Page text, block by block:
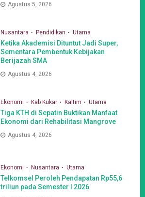
Agustus 5, 2026
Nusantara Pendidikan Utama
Ketika Akademisi Dituntut Jadi Super,
Sementara Pembentuk Kebijakan
Berijazah SMA
Agustus 4, 2026
Ekonomi Kab Kukar Kaltim Utama
Tiga KTH di Sepatin Buktikan Manfaat
Ekonomi dari Rehabilitasi Mangrove
Agustus 4, 2026
Ekonomi Nusantara Utama
Telkomsel Peroleh Pendapatan Rp55,6
triliun pada Semester I 2026